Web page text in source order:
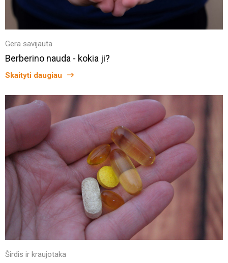
Gera savijauta
Berberino nauda - kokia ji?
Skaityti daugiau
Širdis ir kraujotaka